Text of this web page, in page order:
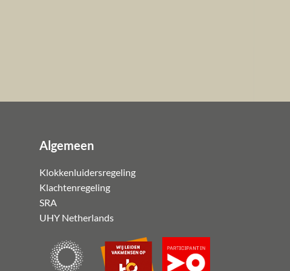
Algemeen
Klokkenluidersregeling
Klachtenregeling
SRA
UHY Netherlands